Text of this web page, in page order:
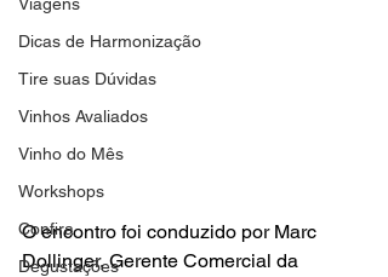
Dicas de Harmonização
Tire suas Dúvidas
Vinhos Avaliados
Vinho do Mês
Workshops
Confira
Degustações
O encontro foi conduzido por Marc
Dollinger, Gerente Comercial da